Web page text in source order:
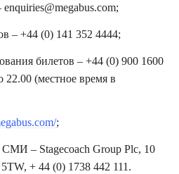
– +44 (0) 141 352 4444;
билетов – +44 (0) 900 1600
22.00 (местное время в
;
СМИ – Stagecoach Group Plc, 10
+ 44 (0) 1738 442 111.